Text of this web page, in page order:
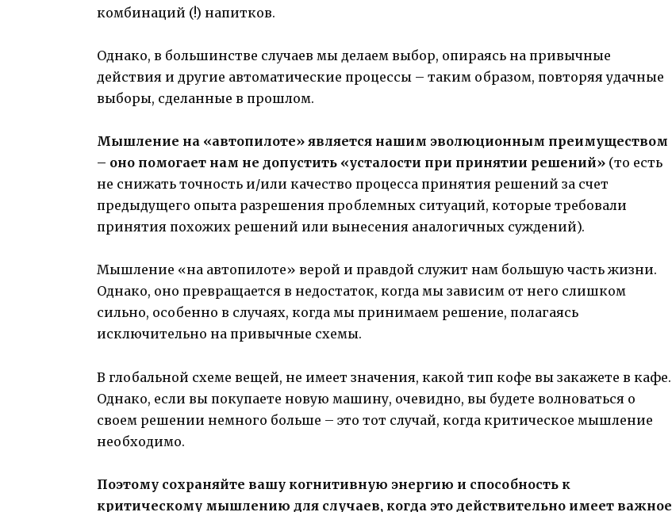
комбинаций (!) напитков.
Однако, в большинстве случаев мы делаем выбор, опираясь на привычные
действия и другие автоматические процессы – таким образом, повторяя удачные
выборы, сделанные в прошлом.
Мышление на «автопилоте» является нашим эволюционным преимуществом
– оно помогает нам не допустить «усталости при принятии решений» (то есть
не снижать точность и/или качество процесса принятия решений за счет
предыдущего опыта разрешения проблемных ситуаций, которые требовали
принятия похожих решений или вынесения аналогичных суждений).
Мышление «на автопилоте» верой и правдой служит нам большую часть жизни.
Однако, оно превращается в недостаток, когда мы зависим от него слишком
сильно, особенно в случаях, когда мы принимаем решение, полагаясь
исключительно на привычные схемы.
В глобальной схеме вещей, не имеет значения, какой тип кофе вы закажете в кафе.
Однако, если вы покупаете новую машину, очевидно, вы будете волноваться о
своем решении немного больше – это тот случай, когда критическое мышление
необходимо.
Поэтому сохраняйте вашу когнитивную энергию и способность к
критическому мышлению для случаев, когда это действительно имеет важное